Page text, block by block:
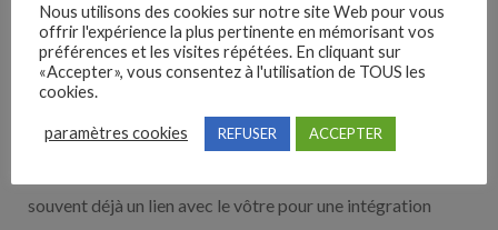
Nos solutions entreprises
Découvrez nos partenaires ! Moteurs de recherches,
multidiffuseurs, sites payant… nombreux sont nos
souvent déjà un lien avec le vôtre pour une intégration
Nous utilisons des cookies sur notre site Web pour vous
offrir l'expérience la plus pertinente en mémorisant vos
préférences et les visites répétées. En cliquant sur
«Accepter», vous consentez à l'utilisation de TOUS les
cookies.
paramètres cookies REFUSER ACCEPTER